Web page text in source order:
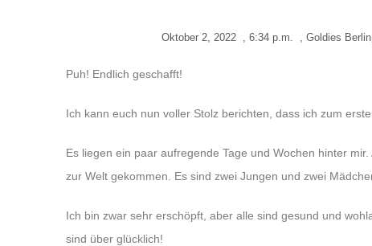
Oktober 2, 2022 6:34 p.m. Goldies Berlin
Puh! Endlich geschafft!
Ich kann euch nun voller Stolz berichten, dass ich zum
Es liegen ein paar aufregende Tage und Wochen hinter
zur Welt gekommen. Es sind zwei Jungen und zwei
Ich bin zwar sehr erschöpft, aber alle sind gesund und
sind über glücklich!